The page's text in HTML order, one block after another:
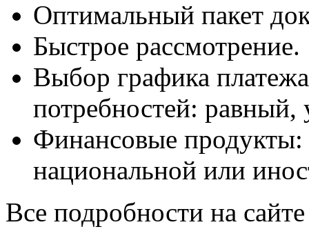
Оптимальный пакет
Быстрое рассмотрение.
Выбор графика
потребностей:
Финансовые продукты:
национальной или
Все подробности на сайте